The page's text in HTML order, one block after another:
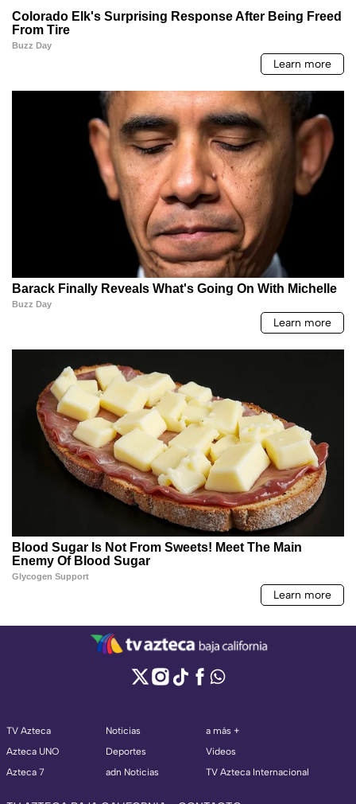
TV Azteca
Azteca UNO
Azteca 7
Noticias
Deportes
adn Noticias
a más +
Videos
TV Azteca Internacional